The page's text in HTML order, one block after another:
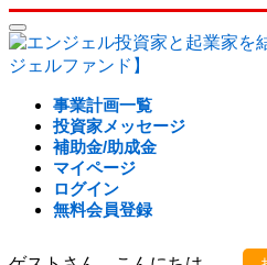
事業計画一覧
投資家メッセージ
補助金/助成金
マイページ
ログイン
無料会員登録